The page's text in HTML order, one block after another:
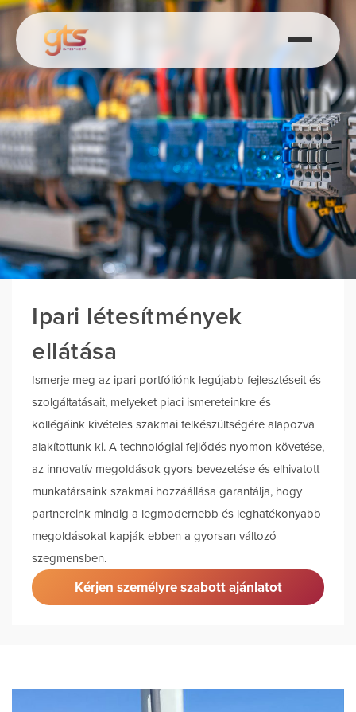
Ipari létesítmények
ellátása
Ismerje meg az ipari portfóliónk legújabb fejlesztéseit és
szolgáltatásait, melyeket piaci ismereteinkre és
kollégáink kivételes szakmai felkészültségére alapozva
alakítottunk ki. A technológiai fejlődés nyomon követése,
az innovatív megoldások gyors bevezetése és elhivatott
munkatársaink szakmai hozzáállása garantálja, hogy
partnereink mindig a legmodernebb és leghatékonyabb
megoldásokat kapják ebben a gyorsan változó
szegmensben.
Kérjen személyre szabott ajánlatot